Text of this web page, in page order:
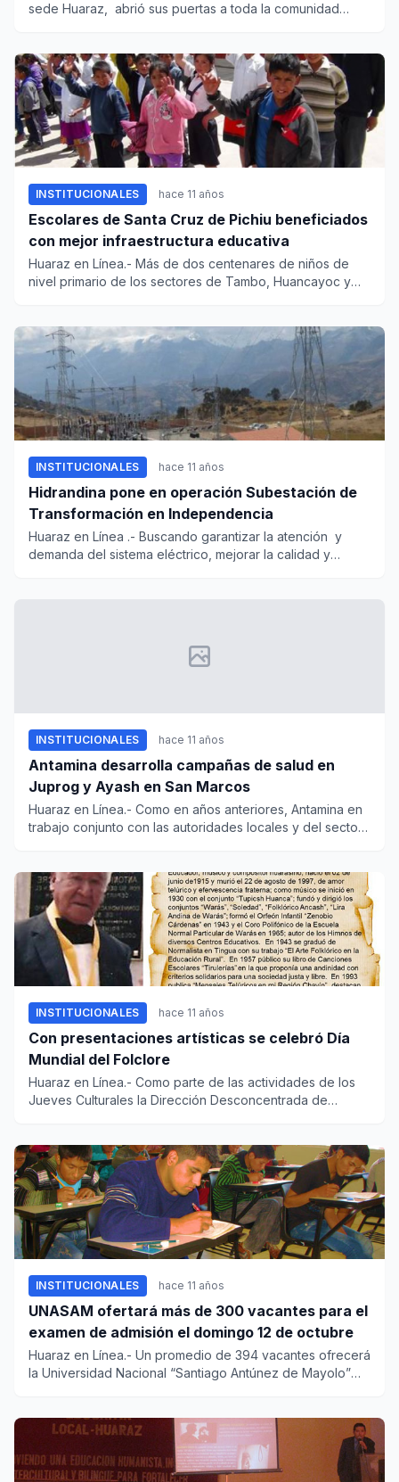
sede Huaraz, abrió sus puertas a toda la comunidad
INSTITUCIONALES hace 11 años
Escolares de Santa Cruz de Pichiu beneficiados
con mejor infraestructura educativa
Huaraz en Línea.- Más de dos centenares de niños de
nivel primario de los sectores de Tambo, Huancayoc y
INSTITUCIONALES hace 11 años
Hidrandina pone en operación Subestación de
Transformación en Independencia
Huaraz en Línea .- Buscando garantizar la atención y
demanda del sistema eléctrico, mejorar la calidad y
INSTITUCIONALES hace 11 años
Antamina desarrolla campañas de salud en
Juprog y Ayash en San Marcos
Huaraz en Línea.- Como en años anteriores, Antamina en
trabajo conjunto con las autoridades locales y del sector
INSTITUCIONALES hace 11 años
Con presentaciones artísticas se celebró Día
Mundial del Folclore
Huaraz en Línea.- Como parte de las actividades de los
Jueves Culturales la Dirección Desconcentrada de
INSTITUCIONALES hace 11 años
UNASAM ofertará más de 300 vacantes para el
examen de admisión el domingo 12 de octubre
Huaraz en Línea.- Un promedio de 394 vacantes ofrecerá
la Universidad Nacional “Santiago Antúnez de Mayolo”